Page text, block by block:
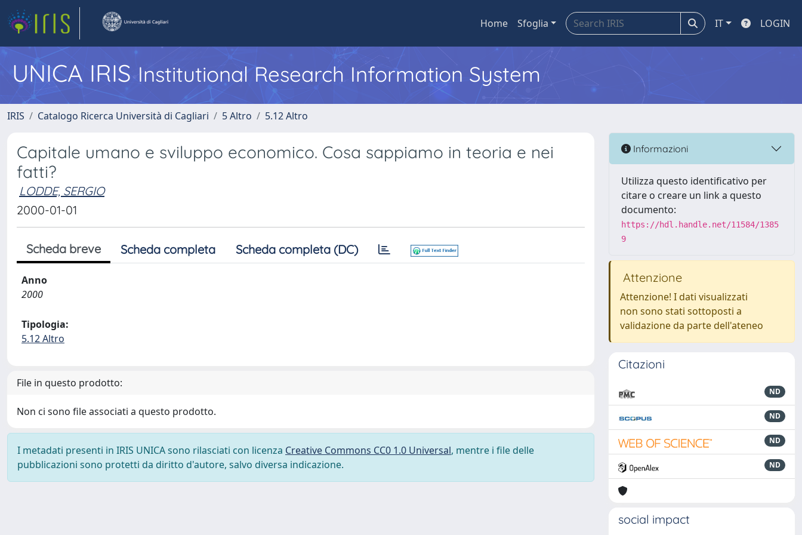
Home Sfoglia IT LOGIN
UNICA IRISInstitutional Research Information System
IRIS Catalogo Ricerca Università di Cagliari 5 Altro 5.12 Altro
Capitale umano e sviluppo economico. Cosa sappiamo in teoria e nei
fatti?
LODDE, SERGIO
2000-01-01
Scheda breve Scheda completa Scheda completa (DC)
Anno
2000
Tipologia:
5.12 Altro
File in questo prodotto:
Non ci sono file associati a questo prodotto.
I metadati presenti in IRIS UNICA sono rilasciati con licenza Creative Commons CC0 1.0 Universal, mentre i file delle
pubblicazioni sono protetti da diritto d'autore, salvo diversa indicazione.
Informazioni
Utilizza questo identificativo per
citare o creare un link a questo
documento:
https://hdl.handle.net/11584/1385
9
Attenzione
Attenzione! I dati visualizzati
non sono stati sottoposti a
validazione da parte dell'ateneo
Citazioni
ND
ND
ND
ND
social impact